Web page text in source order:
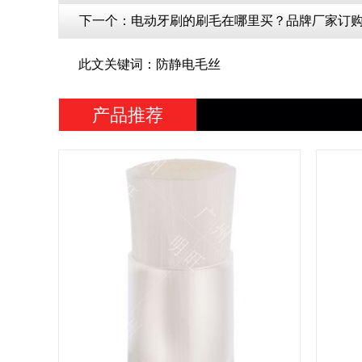
下一个： 电动牙刷的刷毛在哪里买？品牌厂家订
此文关键词：防静电毛丝
产品推荐